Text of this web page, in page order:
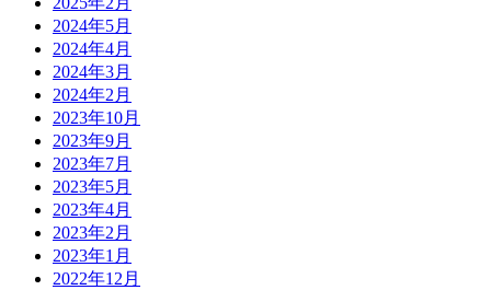
2024年5月
2024年4月
2024年3月
2024年2月
2023年10月
2023年9月
2023年7月
2023年5月
2023年4月
2023年2月
2023年1月
2022年12月